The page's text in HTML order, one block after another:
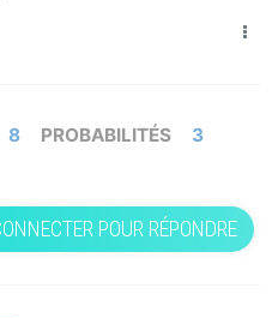
8 PROBABILITÉS
3
POUR RÉPONDRE